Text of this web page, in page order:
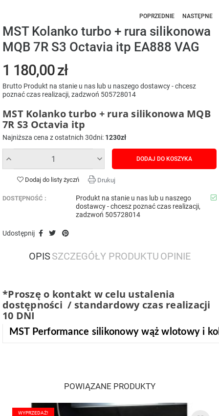
POPRZEDNIE NASTĘPNE
MST Kolanko turbo + rura silikonowa
MQB 7R S3 Octavia itp EA888 VAG
1 180,00 zł
Brutto Produkt na stanie u nas lub u naszego dostawcy - chcesz
poznać czas realizacji, zadzwoń 505728014
MST Kolanko turbo + rura silikonowa MQB
7R S3 Octavia itp
Najniższa cena z ostatnich 30dni: 1230zł
DODAJ DO KOSZYKA
Dodaj do listy życzń Drukuj
DOSTĘPNOŚĆ :
Produkt na stanie u nas lub u naszego
dostawcy - chcesz poznać czas realizacji,
zadzwoń 505728014
Udostępnij
OPIS SZCZEGÓŁY PRODUKTU OPINIE
*Proszę o kontakt w celu ustalenia
dostępności / standardowy czas realizacji
10 DNI
MST Performance silikonowy wąż wlotowy i
POWIĄZANE PRODUKTY
WYPRZEDAŻ!